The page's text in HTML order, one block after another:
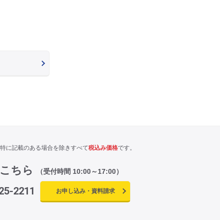
に記載のある場合を除きすべて税込み価格です。
ちら （受付時間 10:00～17:00）
2211 お申し込み・資料請求